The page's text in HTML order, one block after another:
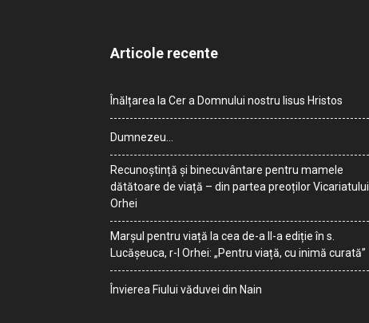
Articole recente
Înălțarea la Cer a Domnului nostru Iisus Hristos
Dumnezeu…
Recunoștință și binecuvântare pentru mamele
dătătoare de viață – din partea preoților Vicariatului
Orhei
Marșul pentru viață la cea de-a II-a ediție în s.
Lucășeuca, r-l Orhei: „Pentru viață, cu inimă curată”
Învierea Fiului văduvei din Nain